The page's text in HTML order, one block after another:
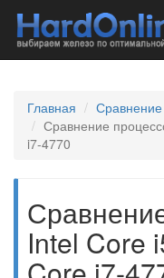
Главная
Сравнение
Сравнение
i7-4770
Intel Core